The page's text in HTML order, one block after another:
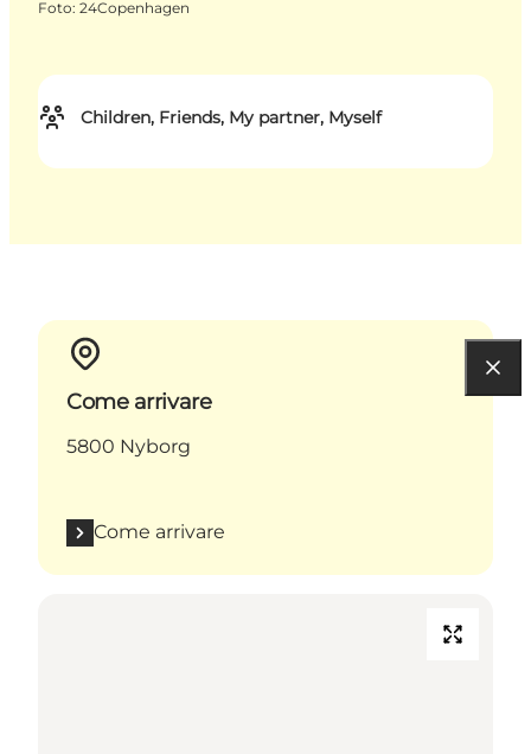
Children, Friends, My partner, Myself
Foto: 24Copenhagen
Come arrivare
5800 Nyborg
Come arrivare